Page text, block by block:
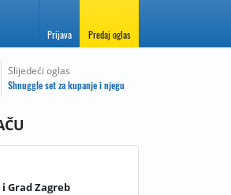
Prijava Predaj oglas
Slijedeći oglas
Shnuggle set za kupanje i njegu
Grad Zagreb